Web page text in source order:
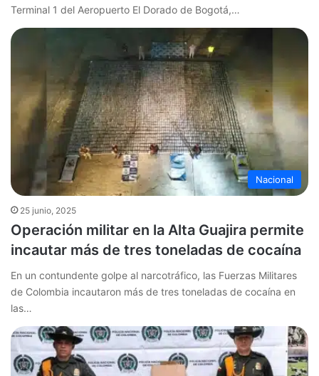
Terminal 1 del Aeropuerto El Dorado de Bogotá,…
Nacional
25 junio, 2025
Operación militar en la Alta Guajira permite
incautar más de tres toneladas de cocaína
En un contundente golpe al narcotráfico, las Fuerzas Militares
de Colombia incautaron más de tres toneladas de cocaína en
las…